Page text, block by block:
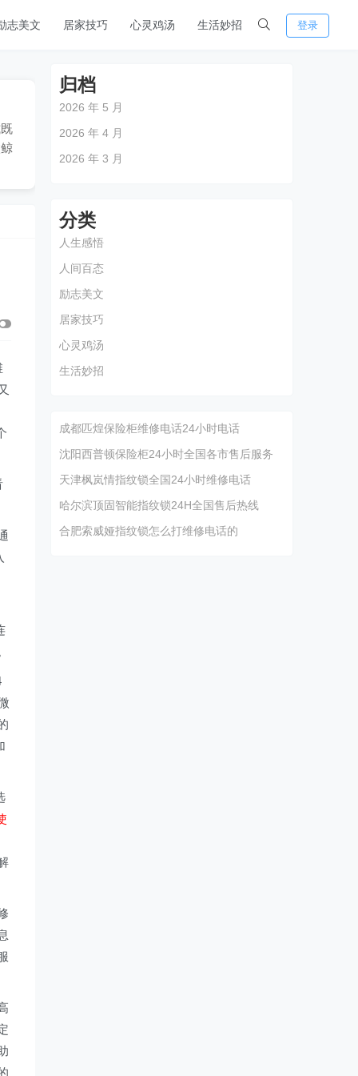
志美文 居家技巧 心灵鸡汤 生活妙招 登录
归档
2026 年 5 月
2026 年 4 月
2026 年 3 月
分类
人生感悟
人间百态
励志美文
居家技巧
心灵鸡汤
生活妙招
成都匹煌保险柜维修电话24小时电话
沈阳西普顿保险柜24小时全国各市售后服务
天津枫岚情指纹锁全国24小时维修电话
哈尔滨顶固智能指纹锁24H全国售后热线
合肥索威娅指纹锁怎么打维修电话的